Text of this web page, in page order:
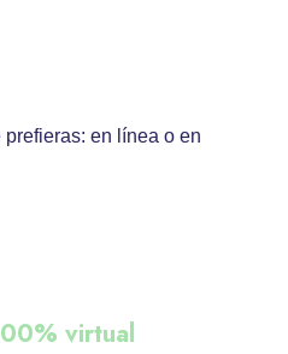
en línea o en
virtual